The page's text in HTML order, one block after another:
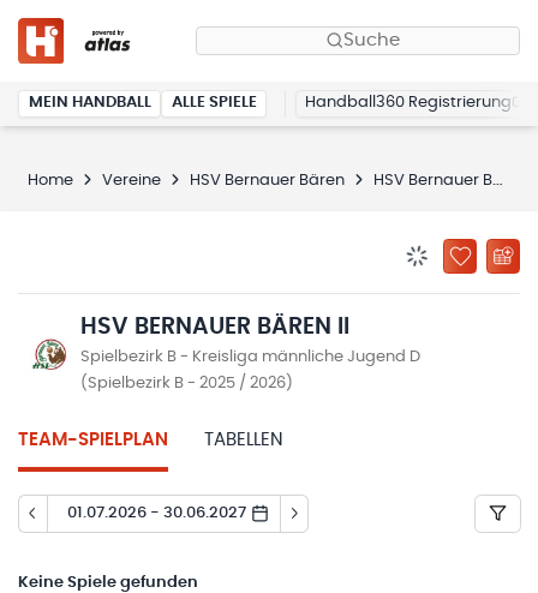
Suche
MEIN HANDBALL ALLE SPIELE Handball360 Registrierung
Home Vereine HSV Bernauer Bären HSV Bernauer Bären II
ZU
HSV BERNAUER BÄREN II
Spielbezirk B - Kreisliga männliche Jugend D
(Spielbezirk B - 2025 / 2026)
TEAM-SPIELPLAN TABELLEN
01.07.2026 - 30.06.2027
Keine Spiele gefunden